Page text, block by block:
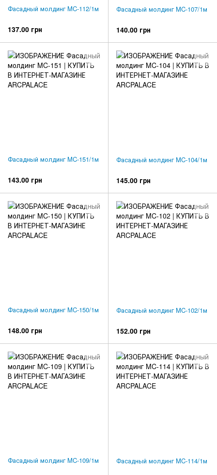
Фасадный молдинг MC-112/1м
137.00 грн
Фасадный молдинг MC-107/1м
140.00 грн
Фасадный молдинг MC-151/1м
143.00 грн
Фасадный молдинг MC-104/1м
145.00 грн
Фасадный молдинг MC-150/1м
148.00 грн
Фасадный молдинг MC-102/1м
152.00 грн
Фасадный молдинг MC-109/1м Фасадный молдинг MC-114/1м